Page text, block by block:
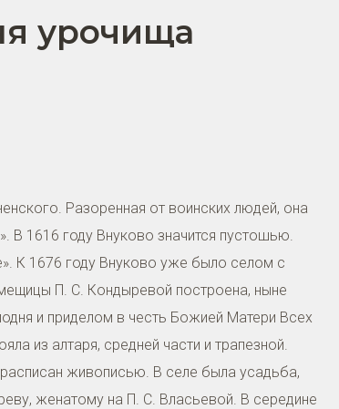
урочища
Разоренная от воинских людей, она
В 1616 году Внуково значится пустошью.
К 1676 году Внуково уже было селом с
П. С. Кондыревой построена, ныне
и приделом в честь Божией Матери Всех
из алтаря, средней части и трапезной.
живописью. В селе была усадьба,
женатому на П. С. Власьевой. В середине